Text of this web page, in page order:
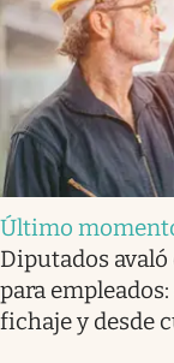
Último
Diputados
para
fichaje y desde